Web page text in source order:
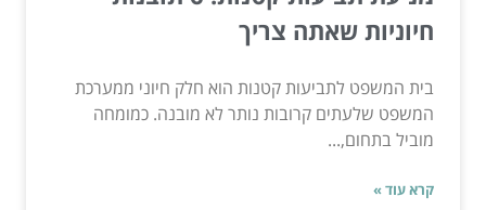
חיוניות שאתה צריך
בית המשפט לתביעות קטנות הוא חלק חיוני ממערכת
המשפט שלעתים קרובות נותר לא מובנה. כמומחה
מוביל בתחום,...
קרא עוד »